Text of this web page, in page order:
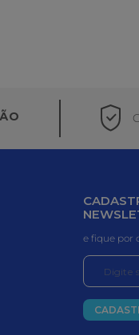
e fique por